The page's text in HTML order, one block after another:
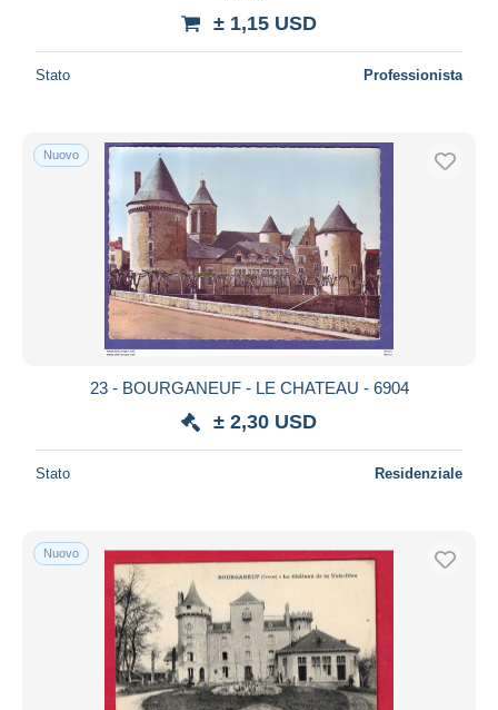
± 1,15 USD
Stato Professionista
Nuovo
23 - BOURGANEUF - LE CHATEAU - 6904
± 2,30 USD
Stato Residenziale
Nuovo